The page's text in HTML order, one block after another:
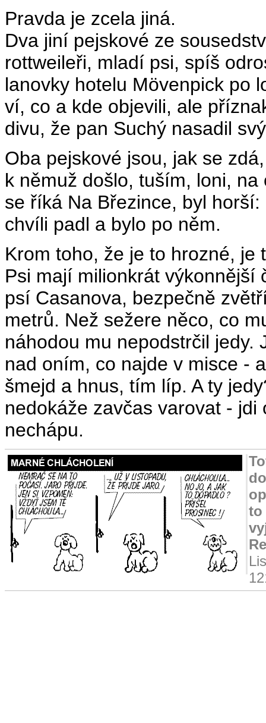
Pravda je zcela jiná.
Dva jiní pejskové ze
rottweileři, mladí psi, spíš
lanovky hotelu Mövenpick po
ví, co a kde objevili, ale
divu, že pan Suchý nasadil
Oba pejskové jsou, jak se
k němuž došlo, tuším, loni,
se říká Na Březince, byl
chvíli padl a bylo po něm.
Krom toho, že je to hrozné, je
Psi mají milionkrát výkonnější
psí Casanova, bezpečně
metrů. Než sežere něco, co
náhodou mu nepodstrčil jedy.
nad oním, co najde v misce -
šmejd a hnus, tím líp. A ty
nedokáže zavčas varovat -
nechápu.
to